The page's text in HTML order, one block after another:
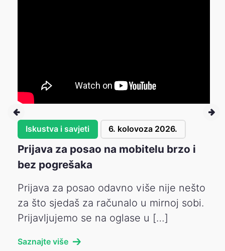
Iskustva i savjeti 6. kolovoza 2026.
Prijava za posao na mobitelu brzo i
bez pogrešaka
Prijava za posao odavno više nije nešto
za što sjedaš za računalo u mirnoj sobi.
Prijavljujemo se na oglase u […]
Saznajte više